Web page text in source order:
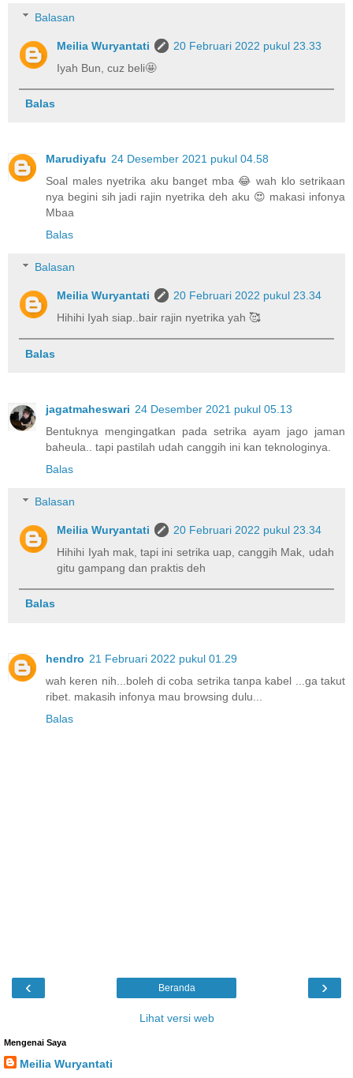
Balasan
Meilia Wuryantati
20 Februari 2022 pukul 23.33
Iyah Bun, cuz beli🤩
Balas
Marudiyafu 24 Desember 2021 pukul 04.58
Soal males nyetrika aku banget mba 😂 wah klo setrikaan
nya begini sih jadi rajin nyetrika deh aku 😍 makasi infonya
Mbaa
Balas
Balasan
Meilia Wuryantati
20 Februari 2022 pukul 23.34
Hihihi Iyah siap..bair rajin nyetrika yah 🥰
Balas
jagatmaheswari 24 Desember 2021 pukul 05.13
Bentuknya mengingatkan pada setrika ayam jago jaman
baheula.. tapi pastilah udah canggih ini kan teknologinya.
Balas
Balasan
Meilia Wuryantati
20 Februari 2022 pukul 23.34
Hihihi Iyah mak, tapi ini setrika uap, canggih Mak, udah
gitu gampang dan praktis deh
Balas
hendro 21 Februari 2022 pukul 01.29
wah keren nih...boleh di coba setrika tanpa kabel ...ga takut
ribet. makasih infonya mau browsing dulu...
Balas
‹ ›
Beranda
Lihat versi web
Mengenai Saya
Meilia Wuryantati